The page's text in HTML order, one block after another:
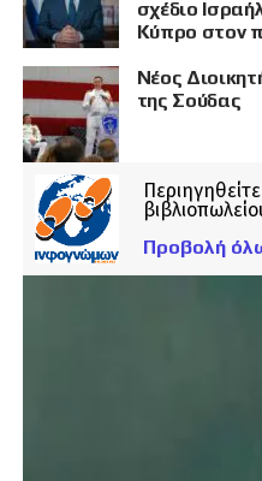
σχέδιο
Κύπρο στον
Νέος
της Σούδας
Προβολή